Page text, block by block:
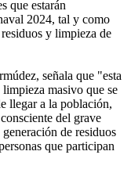
que estarán
2024, tal y como
y limpieza de
señala que "esta
masivo que se
llegar a la población,
del grave
de residuos
que participan